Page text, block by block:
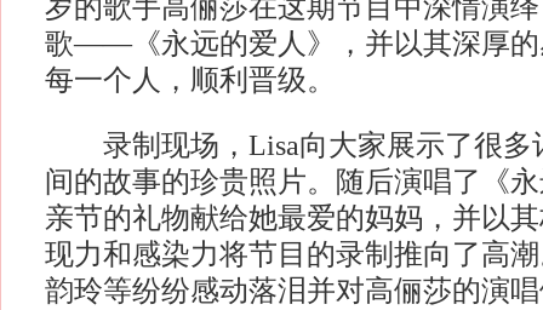
岁的歌手高俪莎在这期节目中深情演
歌——《永远的爱人》，并以其深厚的
每一个人，顺利晋级。
录制现场，Lisa向大家展示了很多
间的故事的珍贵照片。随后演唱了《
亲节的礼物献给她最爱的妈妈，并以
现力和感染力将节目的录制推向了高
韵玲等纷纷感动落泪并对高俪莎的演